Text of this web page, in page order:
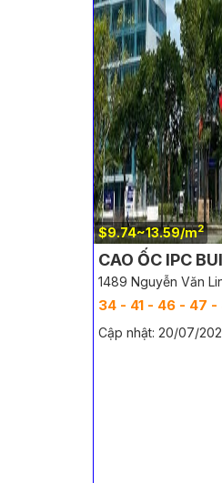
$9.74~13.59/m2
CAO ỐC IPC
1489 Nguyễn Văn
34 - 41 - 46 - 47
Cập nhật: 20/07/